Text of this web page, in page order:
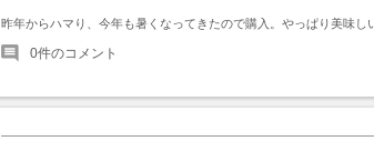
昨年からハマり、今年も暑くなってきたので購入。やっぱり美味
0件のコメント